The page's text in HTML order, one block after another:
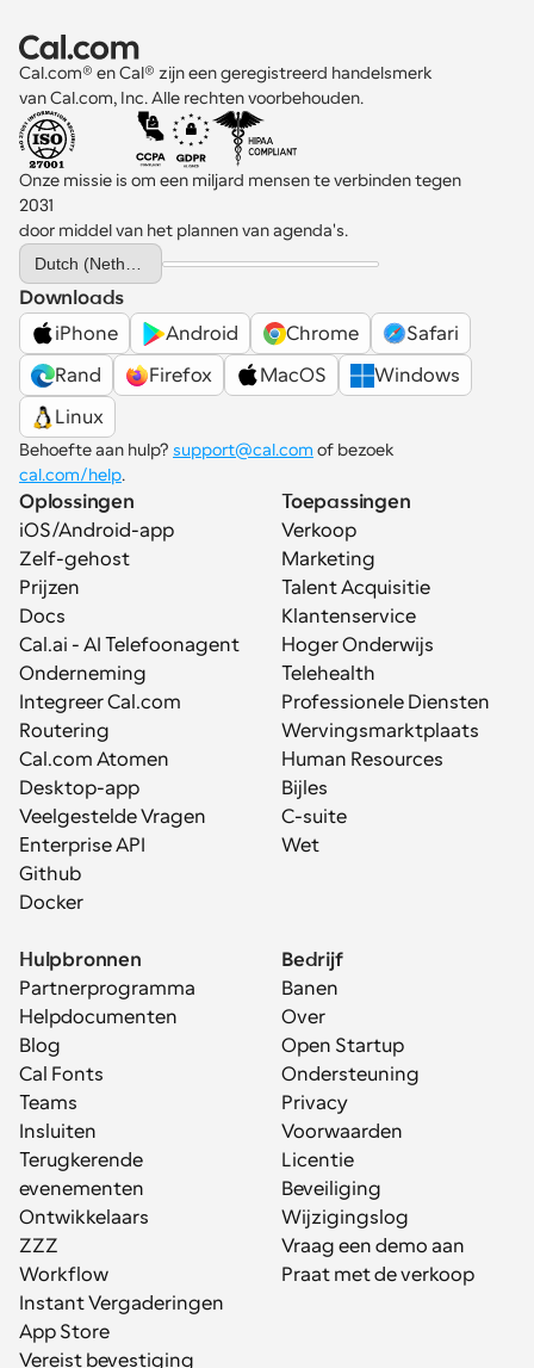
Cal.com® en Cal® zijn een geregistreerd handelsmerk
van Cal.com, Inc. Alle rechten voorbehouden.
Onze missie is om een miljard mensen te verbinden tegen
2031
door middel van het plannen van agenda's.
Select Language
Downloads
iPhone
Android Chrome
Safari
Rand
Firefox MacOS
Windows
Linux
Behoefte aan hulp? support@cal.com
cal.com/help.
Oplossingen
iOS/Android-app
Zelf-gehost
Prijzen
Docs
Cal.ai - AI Telefoonagent
Onderneming
Integreer Cal.com
Routering
Cal.com Atomen
Desktop-app
Veelgestelde Vragen
Enterprise API
Github
Docker
Toepassingen
Verkoop
Marketing
Talent Acquisitie
Klantenservice
Hoger Onderwijs
Telehealth
Professionele Diensten
Wervingsmarktplaats
Human Resources
Bijles
C-suite
Wet
Hulpbronnen
Partnerprogramma
Helpdocumenten
Blog
Cal Fonts
Teams
Insluiten
Terugkerende
evenementen
Ontwikkelaars
ZZZ
Workflow
Instant Vergaderingen
App Store
Vereist bevestiging
Bedrijf
Banen
Over
Open Startup
Ondersteuning
Privacy
Voorwaarden
Licentie
Beveiliging
Wijzigingslog
Vraag een demo aan
Praat met de verkoop